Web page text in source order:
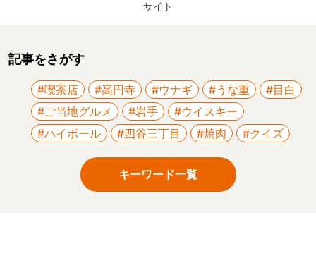
サイト
記事をさがす
#喫茶店 #高円寺 #ウナギ #うな重
#目白
#ご当地グルメ
#岩手
#ウイスキー
#ハイボール
#四谷三丁目 #焼肉 #クイズ
キーワード一覧